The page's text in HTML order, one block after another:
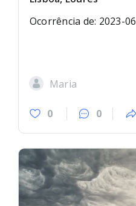
Ocorrência de: 2023-
Maria
0 0